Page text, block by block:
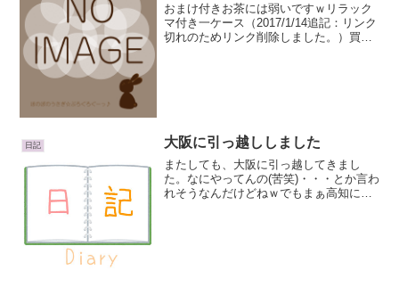
おまけ付きお茶には弱いですｗリラック
マ付き一ケース（2017/1/14追記：リンク
切れのためリンク削除しました。）買っ
日記 大阪に引っ越ししました
またしても、大阪に引っ越してきまし
た。なにやってんの(苦笑)・・・とか言わ
れそうなんだけどねｗでもまぁ高知に帰